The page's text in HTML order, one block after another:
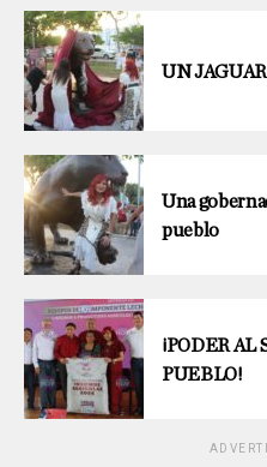
UN
Una
pueblo
¡PODER
PUEBLO!